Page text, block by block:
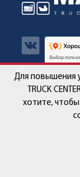
Авто в наличии
Для повышения
TRUCK
хотите,